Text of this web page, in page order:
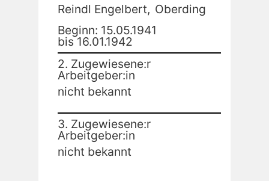
Reindl Engelbert, Oberding
Beginn: 15.05.1941
bis 16.01.1942
2. Zugewiesene:r
Arbeitgeber:in
nicht bekannt
3. Zugewiesene:r
Arbeitgeber:in
nicht bekannt